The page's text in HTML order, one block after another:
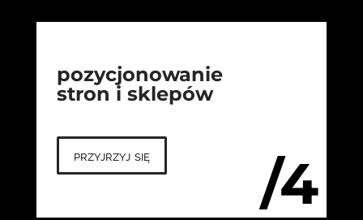
/4
pozycjonowanie
stron i sklepów
przyjrzyj się